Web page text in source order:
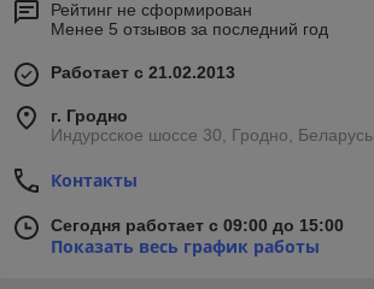
Рейтинг не сформирован
Менее 5 отзывов за последний год
Работает с 21.02.2013
г. Гродно
Индурсское шоссе 30, Гродно, Беларусь
Контакты
Сегодня работает с 09:00 до 15:00
Показать весь график работы